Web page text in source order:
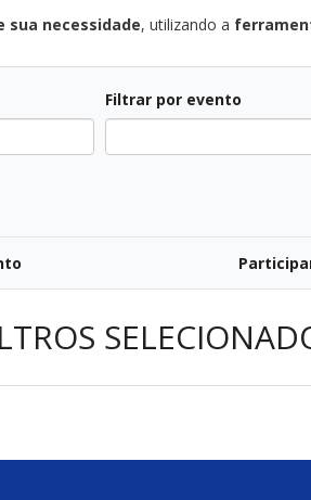
necessidade, utilizando a
Filtrar por evento